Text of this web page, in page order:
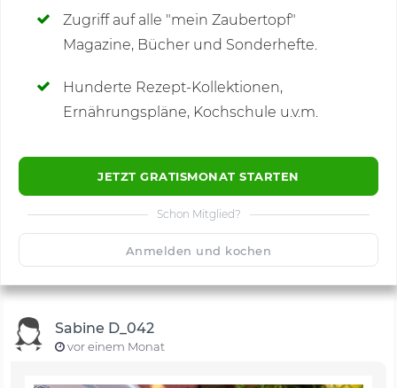
Zugriff auf alle "mein Zaubertopf"
Magazine, Bücher und Sonderhefte.
Hunderte Rezept-Kollektionen,
Ernährungspläne, Kochschule u.v.m.
JETZT GRATISMONAT STARTEN
Schon Mitglied?
Anmelden und kochen
Kommentare(33)
🙂 Speichern
Sabine D_042
vor einem Monat